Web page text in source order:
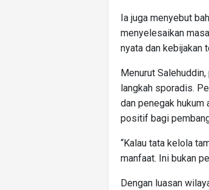
Ia juga menyebut
menyelesaikan
nyata dan kebijakan
Menurut
langkah sporadis.
dan penegak
positif bagi
“Kalau tata kelola
manfaat. Ini bukan
Dengan luasan